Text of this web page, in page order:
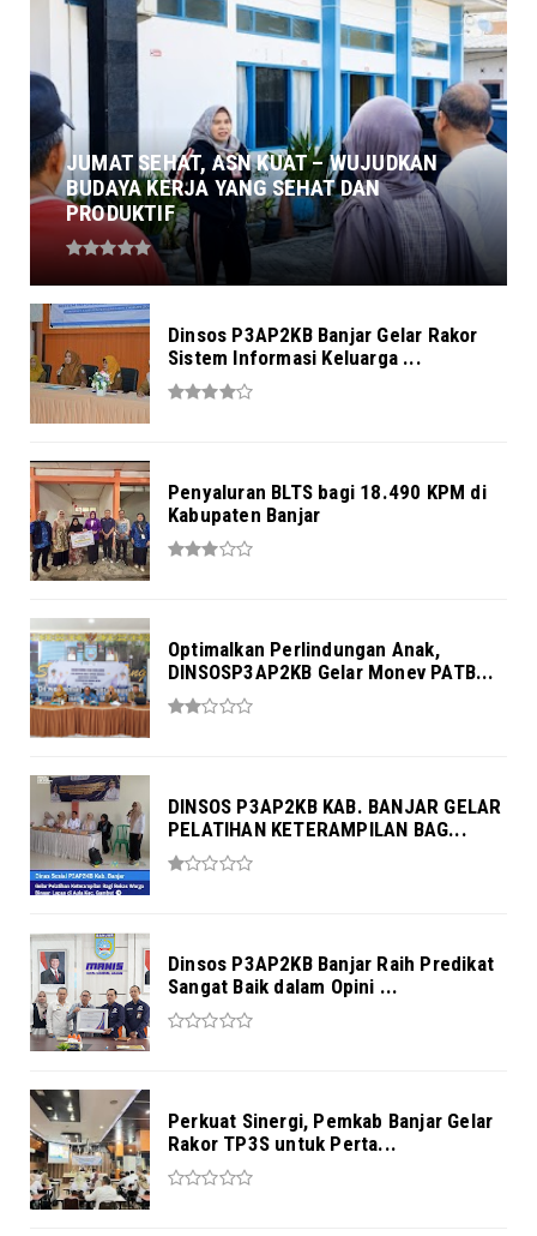
JUMAT SEHAT, ASN KUAT – WUJUDKAN
BUDAYA KERJA YANG SEHAT DAN
PRODUKTIF
Dinsos P3AP2KB Banjar Gelar Rakor
Sistem Informasi Keluarga ...
Penyaluran BLTS bagi 18.490 KPM di
Kabupaten Banjar
Optimalkan Perlindungan Anak,
DINSOSP3AP2KB Gelar Monev PATB...
DINSOS P3AP2KB KAB. BANJAR GELAR
PELATIHAN KETERAMPILAN BAG...
Dinsos P3AP2KB Banjar Raih Predikat
Sangat Baik dalam Opini ...
Perkuat Sinergi, Pemkab Banjar Gelar
Rakor TP3S untuk Perta...